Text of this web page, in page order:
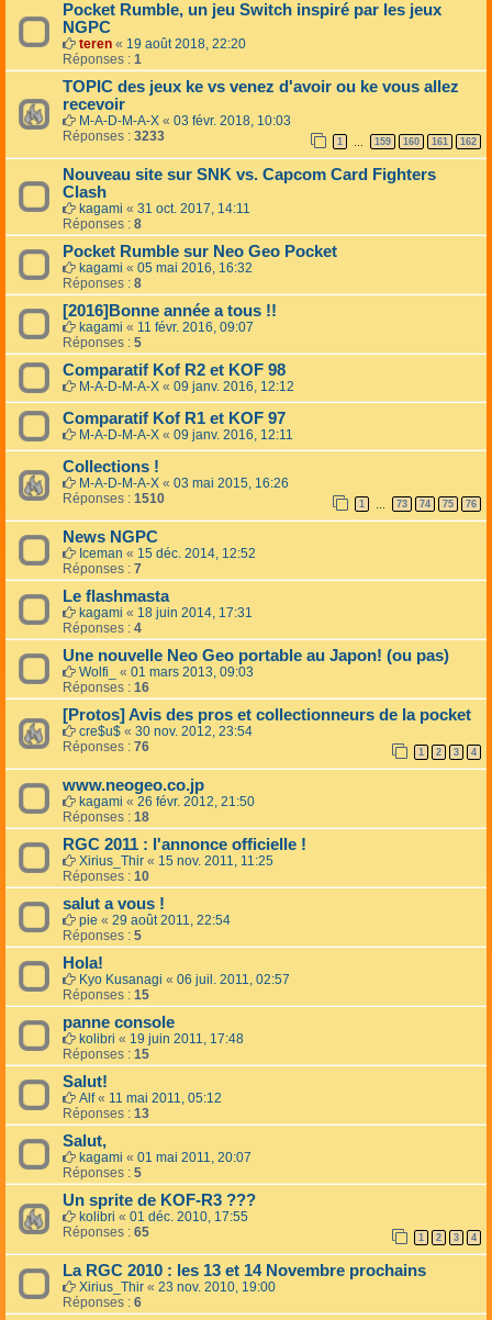
Pocket Rumble, un jeu Switch inspiré par les jeux
NGPC
teren « 19 août 2018, 22:20
Réponses : 1
TOPIC des jeux ke vs venez d'avoir ou ke vous allez
recevoir
M-A-D-M-A-X « 03 févr. 2018, 10:03
Réponses : 3233 1 … 159 160 161 162
Nouveau site sur SNK vs. Capcom Card Fighters
Clash
kagami « 31 oct. 2017, 14:11
Réponses : 8
Pocket Rumble sur Neo Geo Pocket
kagami « 05 mai 2016, 16:32
Réponses : 8
[2016]Bonne année a tous !!
kagami « 11 févr. 2016, 09:07
Réponses : 5
Comparatif Kof R2 et KOF 98
M-A-D-M-A-X « 09 janv. 2016, 12:12
Comparatif Kof R1 et KOF 97
M-A-D-M-A-X « 09 janv. 2016, 12:11
Collections !
M-A-D-M-A-X « 03 mai 2015, 16:26
Réponses : 1510 1 … 73 74 75 76
News NGPC
Iceman « 15 déc. 2014, 12:52
Réponses : 7
Le flashmasta
kagami « 18 juin 2014, 17:31
Réponses : 4
Une nouvelle Neo Geo portable au Japon! (ou pas)
Wolfi_ « 01 mars 2013, 09:03
Réponses : 16
[Protos] Avis des pros et collectionneurs de la pocket
cre$u$ « 30 nov. 2012, 23:54
Réponses : 76 1 2 3 4
www.neogeo.co.jp
kagami « 26 févr. 2012, 21:50
Réponses : 18
RGC 2011 : l'annonce officielle !
Xirius_Thir « 15 nov. 2011, 11:25
Réponses : 10
salut a vous !
pie « 29 août 2011, 22:54
Réponses : 5
Hola!
Kyo Kusanagi « 06 juil. 2011, 02:57
Réponses : 15
panne console
kolibri « 19 juin 2011, 17:48
Réponses : 15
Salut!
Alf« 11 mai 2011, 05:12
Réponses : 13
Salut,
kagami « 01 mai 2011, 20:07
Réponses : 5
Un sprite de KOF-R3 ???
kolibri « 01 déc. 2010, 17:55
Réponses : 65 1 2 3 4
La RGC 2010 : les 13 et 14 Novembre prochains
Xirius_Thir « 23 nov. 2010, 19:00
Réponses : 6